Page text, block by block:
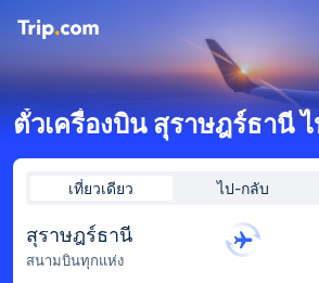
ตั๋วเครื่องบิน สุราษฎร์ธานี ไ
เที่ยวเดียว ไป-กลับ
สุราษฎร์ธานี
สนามบินทุกแห่ง